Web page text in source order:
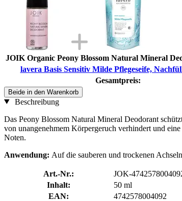
JOIK Organic Peony Blossom Natural Mineral
lavera Basis Sensitiv Milde Pflegeseife,
Gesamtpreis:
Beide in den Warenkorb
Beschreibung
Das Peony Blossom Natural Mineral Deodorant
von unangenehmem Körpergeruch verhindert und
Noten.
Anwendung: Auf die sauberen und trockenen
Art.-Nr.:
JOK-
Inhalt:
50 ml
EAN:
4742578004092